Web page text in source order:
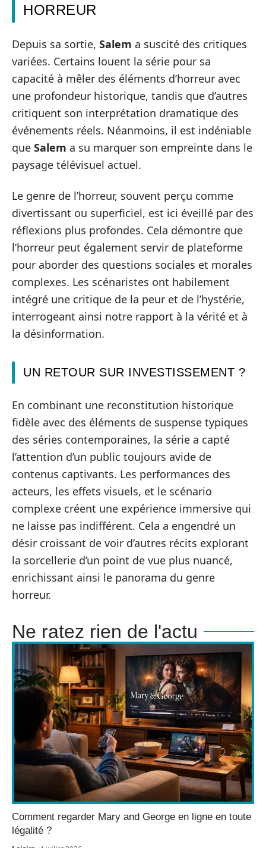
HORREUR
Depuis sa sortie, Salem a suscité des critiques
variées. Certains louent la série pour sa
capacité à mêler des éléments d’horreur avec
une profondeur historique, tandis que d’autres
critiquent son interprétation dramatique des
événements réels. Néanmoins, il est indéniable
que Salem a su marquer son empreinte dans le
paysage télévisuel actuel.
Le genre de l’horreur, souvent perçu comme
divertissant ou superficiel, est ici éveillé par des
réflexions plus profondes. Cela démontre que
l’horreur peut également servir de plateforme
pour aborder des questions sociales et morales
complexes. Les scénaristes ont habilement
intégré une critique de la peur et de l’hystérie,
interrogeant ainsi notre rapport à la vérité et à
la désinformation.
UN RETOUR SUR INVESTISSEMENT ?
En combinant une reconstitution historique
fidèle avec des éléments de suspense typiques
des séries contemporaines, la série a capté
l’attention d’un public toujours avide de
contenus captivants. Les performances des
acteurs, les effets visuels, et le scénario
complexe créent une expérience immersive qui
ne laisse pas indifférent. Cela a engendré un
désir croissant de voir d’autres récits explorant
la sorcellerie d’un point de vue plus nuancé,
enrichissant ainsi le panorama du genre
horreur.
Ne ratez rien de l'actu
Comment regarder Mary and George en ligne en toute
légalité ?